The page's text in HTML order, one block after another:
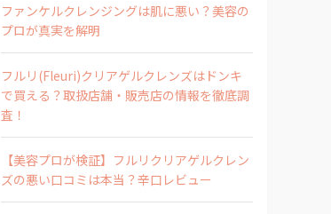
ファンケルクレンジングは肌に悪い？美容の
プロが真実を解明
フルリ(Fleuri)クリアゲルクレンズはドンキ
で買える？取扱店舗・販売店の情報を徹底調
査！
【美容プロが検証】フルリクリアゲルクレン
ズの悪い口コミは本当？辛口レビュー